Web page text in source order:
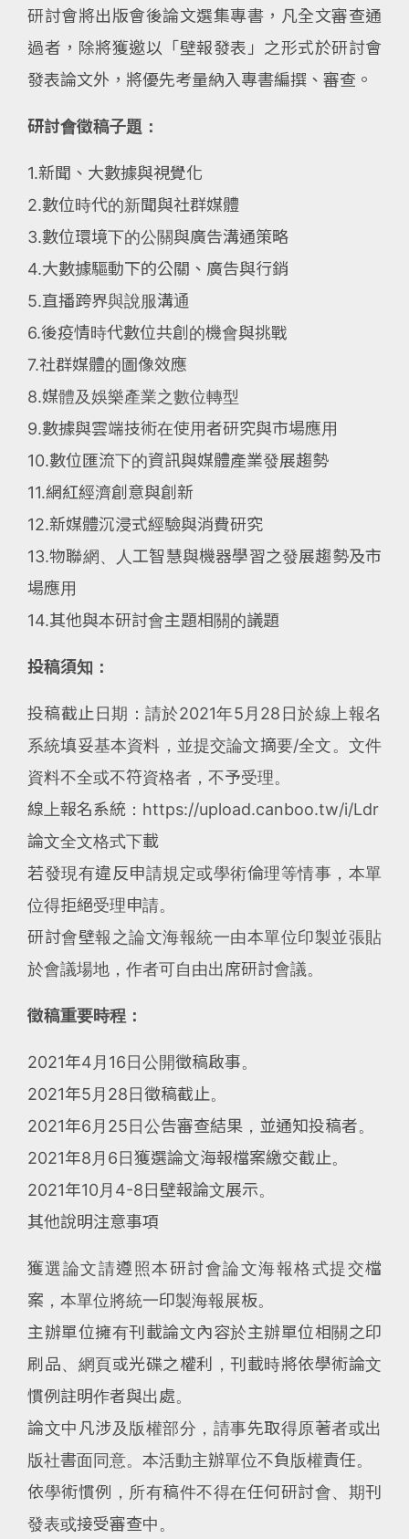
研討會將出版會後論文選集專書，凡全文審查通
過者，除將獲邀以「壁報發表」之形式於研討會
發表論文外，將優先考量納入專書編撰、審查。
研討會徵稿子題：
1.新聞、大數據與視覺化
2.數位時代的新聞與社群媒體
3.數位環境下的公關與廣告溝通策略
4.大數據驅動下的公關、廣告與行銷
5.直播跨界與說服溝通
6.後疫情時代數位共創的機會與挑戰
7.社群媒體的圖像效應
8.媒體及娛樂產業之數位轉型
9.數據與雲端技術在使用者研究與市場應用
10.數位匯流下的資訊與媒體產業發展趨勢
11.網紅經濟創意與創新
12.新媒體沉浸式經驗與消費研究
13.物聯網、人工智慧與機器學習之發展趨勢及市
場應用
14.其他與本研討會主題相關的議題
投稿須知：
投稿截止日期：請於2021年5月28日於線上報名
系統填妥基本資料，並提交論文摘要/全文。文件
資料不全或不符資格者，不予受理。
線上報名系統：https://upload.canboo.tw/i/Ldr
論文全文格式下載
若發現有違反申請規定或學術倫理等情事，本單
位得拒絕受理申請。
研討會壁報之論文海報統一由本單位印製並張貼
於會議場地，作者可自由出席研討會議。
徵稿重要時程：
2021年4月16日公開徵稿啟事。
2021年5月28日徵稿截止。
2021年6月25日公告審查結果，並通知投稿者。
2021年8月6日獲選論文海報檔案繳交截止。
2021年10月4-8日壁報論文展示。
其他說明注意事項
獲選論文請遵照本研討會論文海報格式提交檔
案，本單位將統一印製海報展板。
主辦單位擁有刊載論文內容於主辦單位相關之印
刷品、網頁或光碟之權利，刊載時將依學術論文
慣例註明作者與出處。
論文中凡涉及版權部分，請事先取得原著者或出
版社書面同意。本活動主辦單位不負版權責任。
依學術慣例，所有稿件不得在任何研討會、期刊
發表或接受審查中。